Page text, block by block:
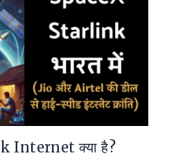
Internet क्या है?